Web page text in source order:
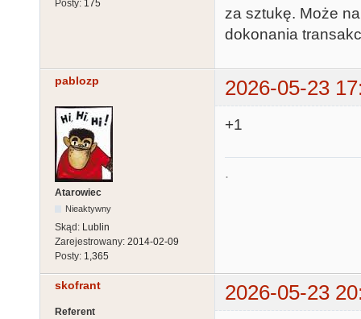
Posty: 175
za sztukę. Może
dokonania
pablozp 2026-05-23
Atarowiec
Nieaktywny
Skąd: Lublin
Zarejestrowany: 2014-02-09
Posty: 1,365
+1
.
skofrant 2026-05-23
Referent